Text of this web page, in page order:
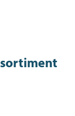
sortiment